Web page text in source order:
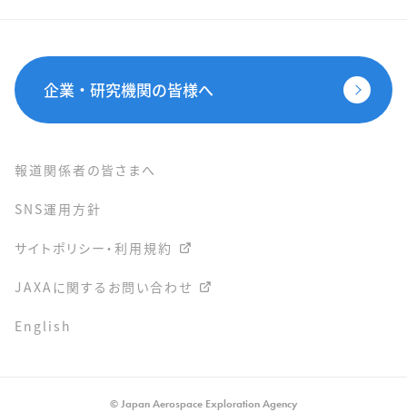
企業・研究機関の皆様へ
報道関係者の皆さまへ
SNS運用方針
サイトポリシー・利用規約
JAXAに関するお問い合わせ
English
© Japan Aerospace Exploration Agency